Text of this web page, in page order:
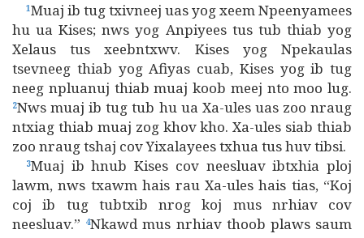
1Muaj ib tug txivneej uas yog xeem Npeenyamees
hu ua Kises; nws yog Anpiyees tus tub thiab yog
Xelaus tus xeebntxwv. Kises yog Npekaulas
tsevneeg thiab yog Afiyas cuab, Kises yog ib tug
neeg npluanuj thiab muaj koob meej nto moo lug.
2Nws muaj ib tug tub hu ua Xa-ules uas zoo nraug
ntxiag thiab muaj zog khov kho. Xa-ules siab thiab
zoo nraug tshaj cov Yixalayees txhua tus huv tibsi.
3Muaj ib hnub Kises cov neesluav ibtxhia ploj
lawm, nws txawm hais rau Xa-ules hais tias, “Koj
coj ib tug tubtxib nrog koj mus nrhiav cov
neesluav.” 4Nkawd mus nrhiav thoob plaws saum